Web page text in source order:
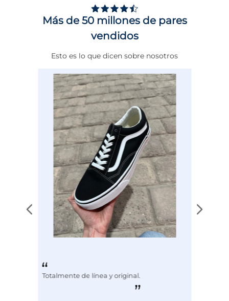
Género Hombre
DE 0 A 4 cms
NORMAL
BLANCO
ENTRENAMIENTO
Basado en1 opiniones
sometidas a control
Ver todas las reseñas de este sitio
estrellas
1
estrellas
0
0
estrellas
0
0
Ordenar las opiniones
Omar B.
Útil(0) Informe
Más de 50 millones de pares
vendidos
Esto es lo que dicen sobre nosotros
Totalmente de línea y original.